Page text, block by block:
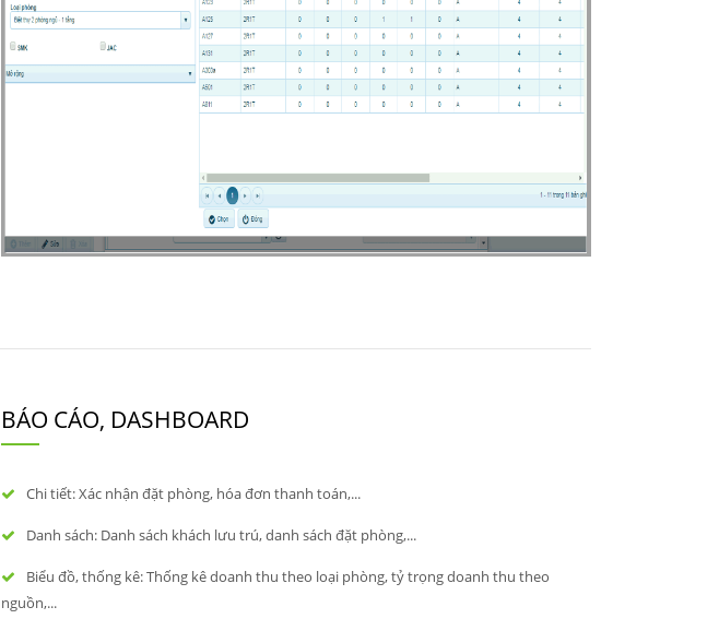
BÁO CÁO, DASHBOARD
Chi tiết: Xác nhận đặt phòng, hóa đơn thanh toán,...
Danh sách: Danh sách khách lưu trú, danh sách đặt phòng,...
Biểu đồ, thống kê: Thống kê doanh thu theo loại phòng, tỷ trọng doanh thu theo
nguồn,...